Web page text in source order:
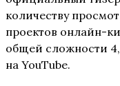
количеству
проектов онлайн-
общей сложности
на YouTube.